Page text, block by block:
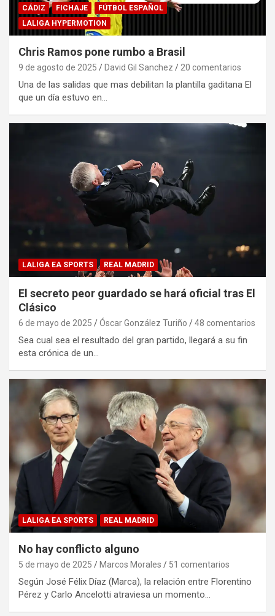
CÁDIZ FICHAJE
FÚTBOL ESPAÑOL
LALIGA HYPERMOTION
Chris Ramos pone rumbo a Brasil
9 de agosto de 2025 David Gil Sanchez 20 comentarios
Una de las salidas que mas debilitan la plantilla gaditana El
que un día estuvo en…
LALIGA EA SPORTS REAL MADRID
El secreto peor guardado se hará oficial tras El
Clásico
6 de mayo de 2025 Óscar González Turiño 48 comentarios
Sea cual sea el resultado del gran partido, llegará a su fin
esta crónica de un…
LALIGA EA SPORTS REAL MADRID
No hay conflicto alguno
5 de mayo de 2025 Marcos Morales 51 comentarios
Según José Félix Díaz (Marca), la relación entre Florentino
Pérez y Carlo Ancelotti atraviesa un momento…